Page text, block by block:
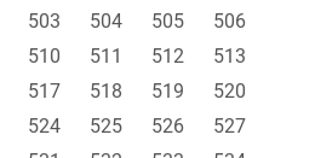
503 504 505
506
510 511 512
513
517 518 519
520
524 525 526
527